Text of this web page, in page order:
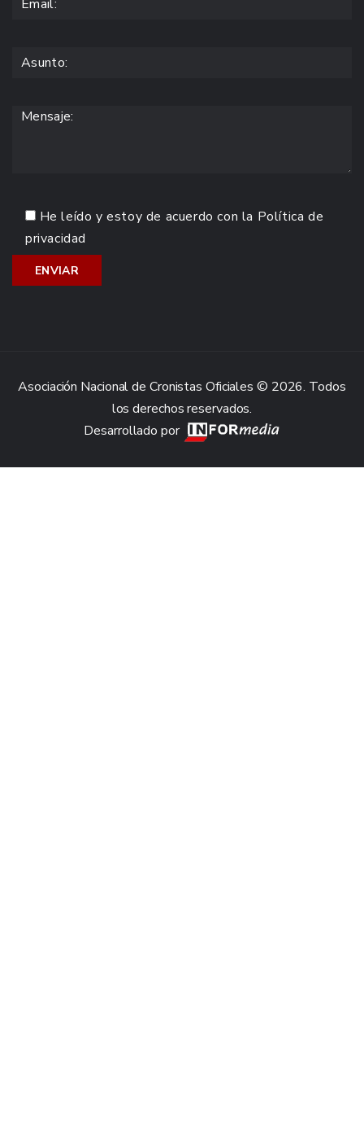
He leído y estoy de acuerdo con la Política de
privacidad
Asociación Nacional de Cronistas Oficiales © 2026. Todos
los derechos reservados.
Desarrollado por